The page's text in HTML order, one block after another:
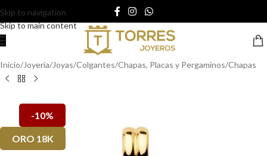
Skip to navigation
Skip to main content
Inicio/Joyería/Joyas/Colgantes/Chapas, Placas y Pergaminos/Chapas
-10%
ORO 18K